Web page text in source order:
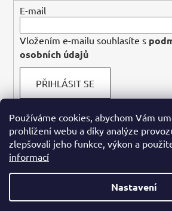
Používáme cookies, abychom Vám
prohlížení webu a díky analýze
zlepšovali jeho funkce, výkon a
informací
Nastavení
E-mail
Vložením e-mailu souhlasíte s
osobních údajů
PŘIHLÁSIT SE
Facebook